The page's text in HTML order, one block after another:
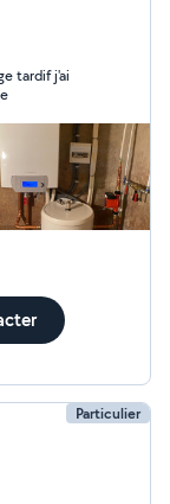
Particulier